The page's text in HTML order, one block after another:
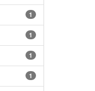
1
1
1
1